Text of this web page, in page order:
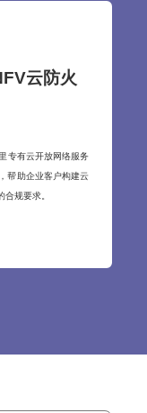
云防火
专有云开放网络服务
帮助企业客户构建云
规要求。